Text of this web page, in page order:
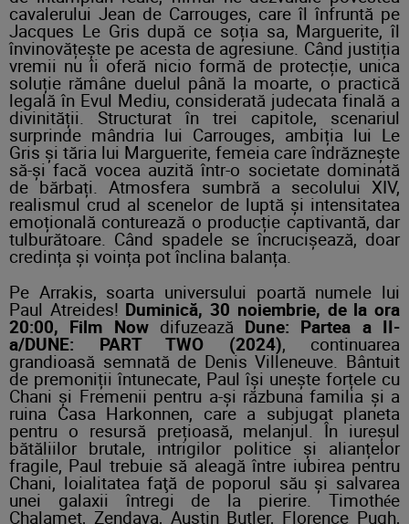
cavalerului Jean de Carrouges, care îl înfruntă pe
Jacques Le Gris după ce soția sa, Marguerite, îl
învinovățește pe acesta de agresiune. Când justiția
vremii nu îi oferă nicio formă de protecție, unica
soluție rămâne duelul până la moarte, o practică
legală în Evul Mediu, considerată judecata finală a
divinității. Structurat în trei capitole, scenariul
surprinde mândria lui Carrouges, ambiția lui Le
Gris și tăria lui Marguerite, femeia care îndrăznește
să-și facă vocea auzită într-o societate dominată
de bărbați. Atmosfera sumbră a secolului XIV,
realismul crud al scenelor de luptă și intensitatea
emoțională conturează o producție captivantă, dar
tulburătoare. Când spadele se încrucișează, doar
credința și voința pot înclina balanța.
Pe Arrakis, soarta universului poartă numele lui
Paul Atreides! Duminică, 30 noiembrie, de la ora
20:00, Film Nowdifuzează Dune: Partea a II-
a/DUNE: PART TWO (2024), continuarea
grandioasă semnată de Denis Villeneuve. Bântuit
de premoniții întunecate, Paul își unește forțele cu
Chani și Fremenii pentru a-și răzbuna familia și a
ruina Casa Harkonnen, care a subjugat planeta
pentru o resursă prețioasă, melanjul. În iureșul
bătăliilor brutale, intrigilor politice și alianțelor
fragile, Paul trebuie să aleagă între iubirea pentru
Chani, loialitatea faţă de poporul său și salvarea
unei galaxii întregi de la pierire. Timothée
Chalamet, Zendaya, Austin Butler, Florence Pugh,